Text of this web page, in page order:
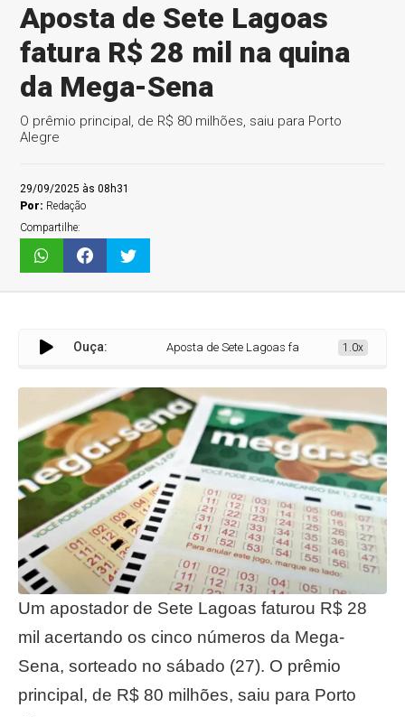
Aposta de Sete Lagoas
fatura R$ 28 mil na quina
da Mega-Sena
O prêmio principal, de R$ 80 milhões, saiu para Porto
Alegre
29/09/2025 às 08h31
Por: Redação
Compartilhe:
Ouça: Aposta de Sete Lagoas fatura R$ 28 mil na quina da
1.0x
Um apostador de Sete Lagoas faturou R$ 28
mil acertando os cinco números da Mega-
Sena, sorteado no sábado (27). O prêmio
principal, de R$ 80 milhões, saiu para Porto